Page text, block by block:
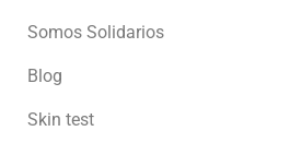
Somos Solidarios
Blog
Skin test